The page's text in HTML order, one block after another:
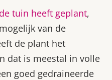
tuin heeft geplant,
van de
de plant het
dat is meestal in volle
goed gedraineerde